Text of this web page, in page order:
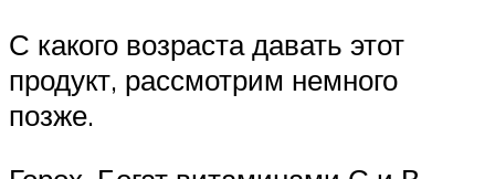
С какого возраста давать этот
продукт, рассмотрим немного
позже.